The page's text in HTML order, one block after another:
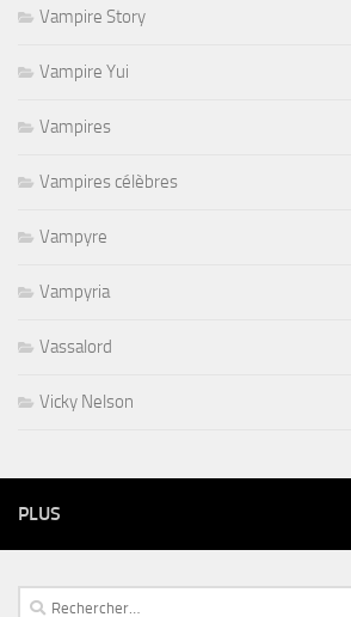
Vampire Story
Vampire Yui
Vampires
Vampires célèbres
Vampyre
Vampyria
Vassalord
Vicky Nelson
PLUS
Rechercher :